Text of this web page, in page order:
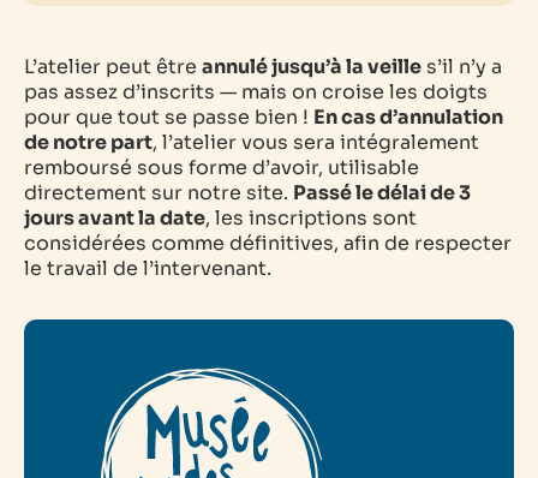
L’atelier peut être annulé jusqu’à la veille s’il n’y a
pas assez d’inscrits — mais on croise les doigts
pour que tout se passe bien ! En cas d’annulation
de notre part, l’atelier vous sera intégralement
remboursé sous forme d’avoir, utilisable
directement sur notre site. Passé le délai de 3
jours avant la date, les inscriptions sont
considérées comme définitives, afin de respecter
le travail de l’intervenant.